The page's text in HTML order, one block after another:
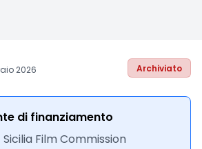
2026 Archiviato
di finanziamento
Sicilia Film Commission